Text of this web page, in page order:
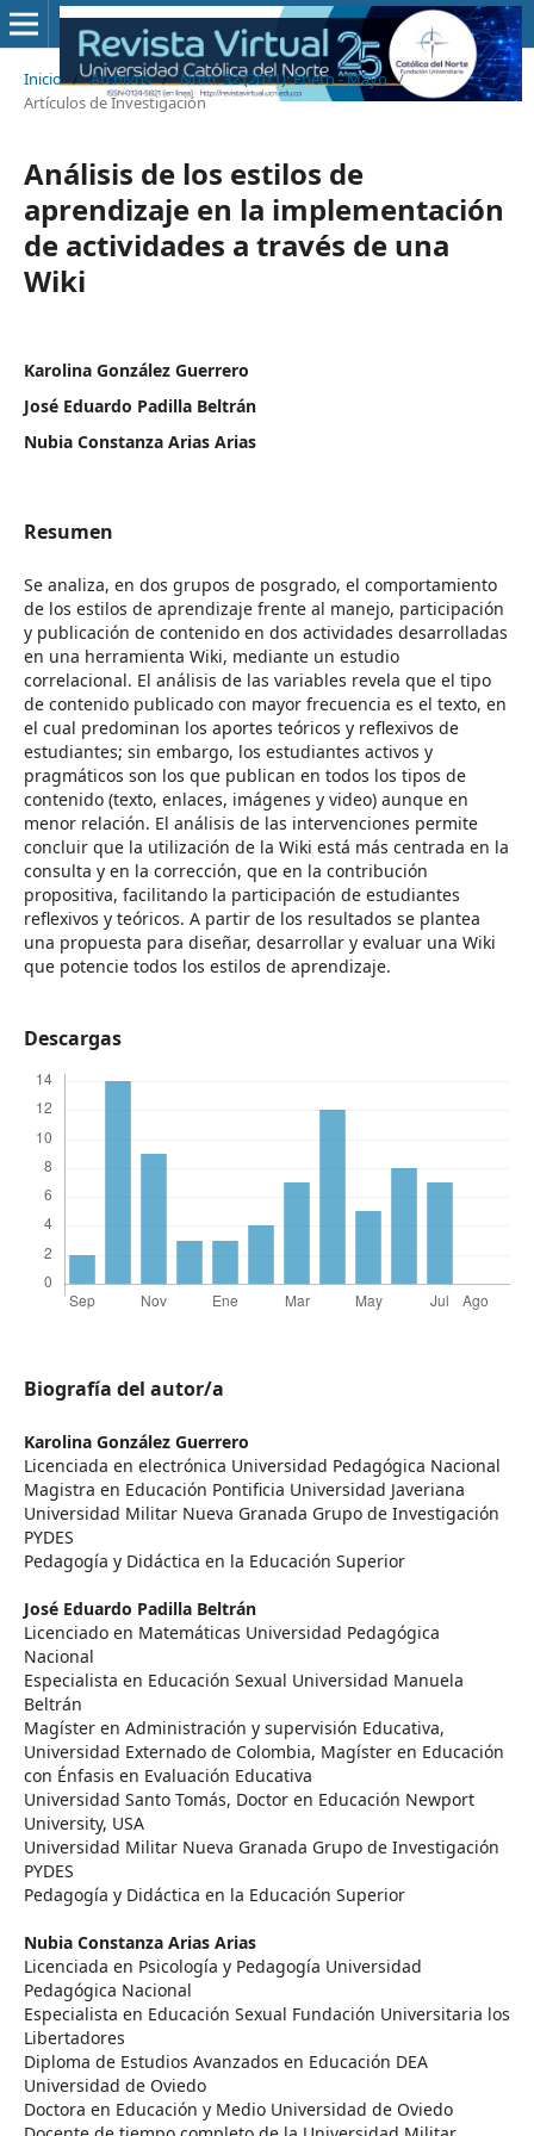
Inicio / Archivos / Núm. 32 (2011): Enero - Mayo /
Artículos de Investigación
Análisis de los estilos de
aprendizaje en la implementación
de actividades a través de una
Wiki
Karolina González Guerrero
José Eduardo Padilla Beltrán
Nubia Constanza Arias Arias
Resumen
Se analiza, en dos grupos de posgrado, el comportamiento
de los estilos de aprendizaje frente al manejo, participación
y publicación de contenido en dos actividades desarrolladas
en una herramienta Wiki, mediante un estudio
correlacional. El análisis de las variables revela que el tipo
de contenido publicado con mayor frecuencia es el texto, en
el cual predominan los aportes teóricos y reflexivos de
estudiantes; sin embargo, los estudiantes activos y
pragmáticos son los que publican en todos los tipos de
contenido (texto, enlaces, imágenes y video) aunque en
menor relación. El análisis de las intervenciones permite
concluir que la utilización de la Wiki está más centrada en la
consulta y en la corrección, que en la contribución
propositiva, facilitando la participación de estudiantes
reflexivos y teóricos. A partir de los resultados se plantea
una propuesta para diseñar, desarrollar y evaluar una Wiki
que potencie todos los estilos de aprendizaje.
Descargas
Biografía del autor/a
Karolina González Guerrero
Licenciada en electrónica Universidad Pedagógica Nacional
Magistra en Educación Pontificia Universidad Javeriana
Universidad Militar Nueva Granada Grupo de Investigación
PYDES
Pedagogía y Didáctica en la Educación Superior
José Eduardo Padilla Beltrán
Licenciado en Matemáticas Universidad Pedagógica
Nacional
Especialista en Educación Sexual Universidad Manuela
Beltrán
Magíster en Administración y supervisión Educativa,
Universidad Externado de Colombia, Magíster en Educación
con Énfasis en Evaluación Educativa
Universidad Santo Tomás, Doctor en Educación Newport
University, USA
Universidad Militar Nueva Granada Grupo de Investigación
PYDES
Pedagogía y Didáctica en la Educación Superior
Nubia Constanza Arias Arias
Licenciada en Psicología y Pedagogía Universidad
Pedagógica Nacional
Especialista en Educación Sexual Fundación Universitaria los
Libertadores
Diploma de Estudios Avanzados en Educación DEA
Universidad de Oviedo
Doctora en Educación y Medio Universidad de Oviedo